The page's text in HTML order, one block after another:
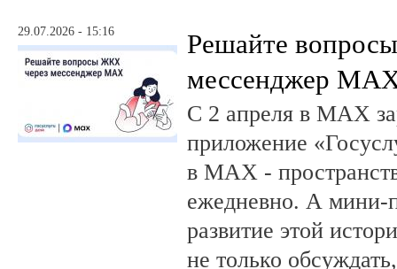
29.07.2026 - 15:16
Решайте
мессенджер
С 2 апреля в MAX
приложение
в MAX -
ежедневно. А мини-
развитие этой
не только